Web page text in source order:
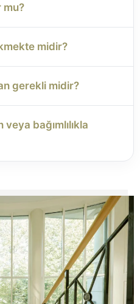
mu?
midir?
gerekli midir?
bağımlılıkla